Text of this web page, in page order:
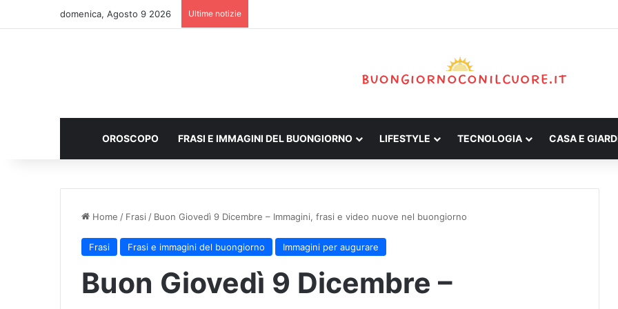
domenica, Agosto 9 2026 Ultime notizie
OROSCOPO FRASI E IMMAGINI DEL BUONGIORNO LIFESTYLE TECNOLOGIA CASA E
Home / Frasi / Buon Giovedì 9 Dicembre – Immagini, frasi e video nuove nel buongiorno
Frasi Frasi e immagini del buongiorno Immagini per augurare
Buon Giovedì 9 Dicembre –